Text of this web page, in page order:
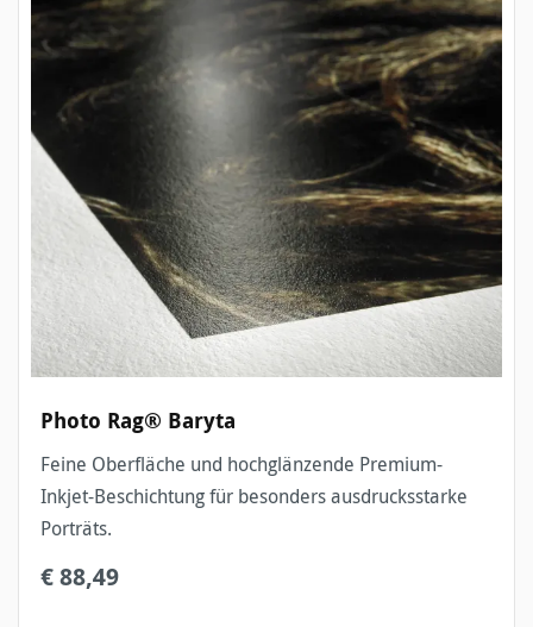
Photo Rag® Baryta
Feine Oberfläche und hochglänzende Premium-
Inkjet-Beschichtung für besonders ausdrucksstarke
Porträts.
€ 88,49